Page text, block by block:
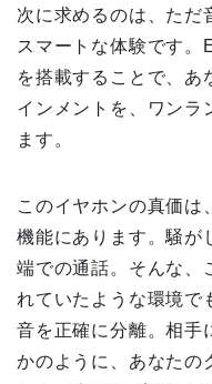
次に求めるのは、ただ
スマートな体験です
を搭載することで、あ
インメントを、ワンラ
ます。
このイヤホンの真価は
機能にあります。騒が
端での通話。そんな、
れていたような環境で
音を正確に分離。相手
かのように、あなたの